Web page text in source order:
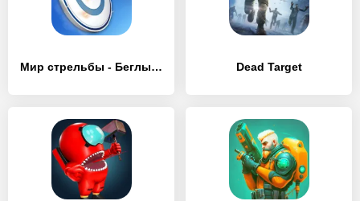
Мир стрельбы - Беглый огонь Dead Target